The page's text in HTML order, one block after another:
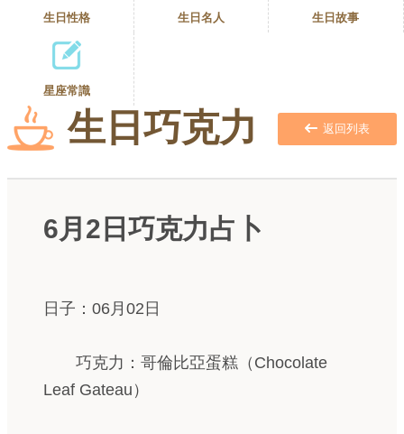
生日性格 生日名人 生日故事
星座常識
生日巧克力 返回列表
6月2日巧克力占卜
日子：06月02日
巧克力：哥倫比亞蛋糕（Chocolate
Leaf Gateau）